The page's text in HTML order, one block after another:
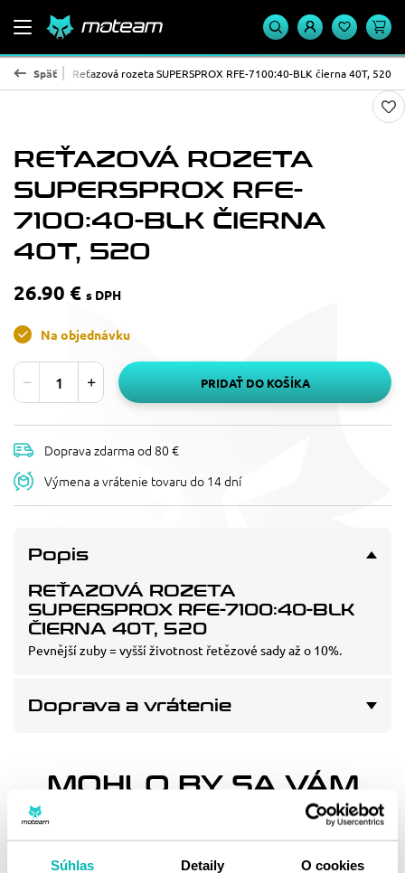
Súhlas Detaily O cookies
Späť
- oceľ Reťazová rozeta SUPERSPROX RFE-7100:40-BLK čierna 40T, 520
REŤAZOVÁ ROZETA
SUPERSPROX RFE-
7100:40-BLK ČIERNA
40T, 520
26.90 € s DPH
Na objednávku
PRIDAŤ DO KOŠÍKA
Doprava zdarma od 80 €
Výmena a vrátenie tovaru do 14 dní
Popis
REŤAZOVÁ ROZETA
SUPERSPROX RFE-7100:40-BLK
ČIERNA 40T, 520
Pevnější zuby = vyšší životnost řetězové sady až o 10%.
Doprava a vrátenie
MOHLO BY SA VÁM